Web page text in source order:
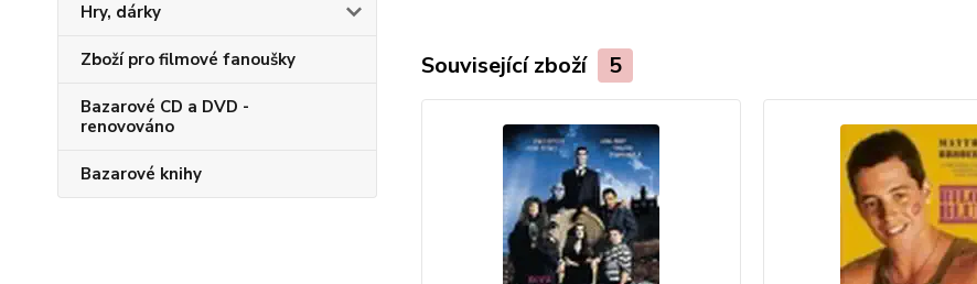
Hry, dárky
Zboží pro filmové fanoušky
Bazarové CD a DVD -
renovováno
Bazarové knihy
Související zboží 5